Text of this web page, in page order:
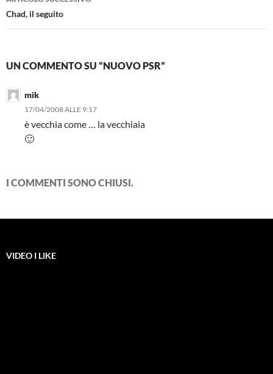
Chad, il seguito
UN COMMENTO SU “NUOVO PSR”
mik
17/04/2008 ALLE 9:17
è vecchia come … la vecchiaia
🙂
I COMMENTI SONO CHIUSI.
VIDEO I LIKE